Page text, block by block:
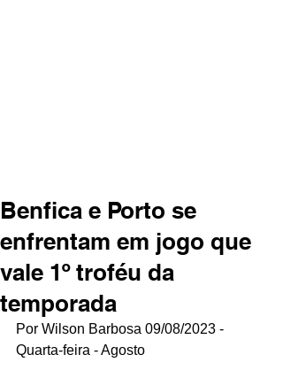
Benfica e Porto se
enfrentam em jogo que
vale 1º troféu da
temporada
Por Wilson Barbosa 09/08/2023 -
Quarta-feira - Agosto